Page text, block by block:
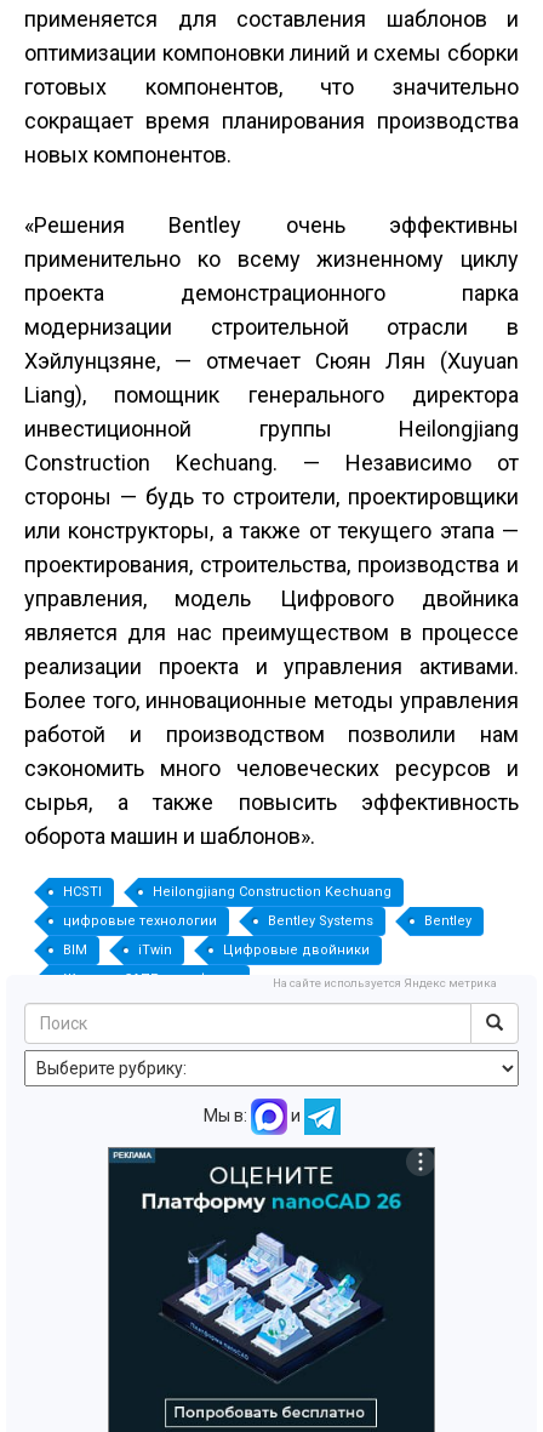
применяется для составления шаблонов и
оптимизации компоновки линий и схемы сборки
готовых компонентов, что значительно
сокращает время планирования производства
новых компонентов.
«Решения Bentley очень эффективны
применительно ко всему жизненному циклу
проекта демонстрационного парка
модернизации строительной отрасли в
Хэйлунцзяне, — отмечает Сюян Лян (Xuyuan
Liang), помощник генерального директора
инвестиционной группы Heilongjiang
Construction Kechuang. — Независимо от
стороны — будь то строители, проектировщики
или конструкторы, а также от текущего этапа —
проектирования, строительства, производства и
управления, модель Цифрового двойника
является для нас преимуществом в процессе
реализации проекта и управления активами.
Более того, инновационные методы управления
работой и производством позволили нам
сэкономить много человеческих ресурсов и
сырья, а также повысить эффективность
оборота машин и шаблонов».
HCSTI
Heilongjiang Construction Kechuang
цифровые технологии
Bentley Systems
Bentley
BIM
iTwin
Цифровые двойники
Журнал «САПР и графика»
На сайте используется Яндекс метрика
Мы в: и